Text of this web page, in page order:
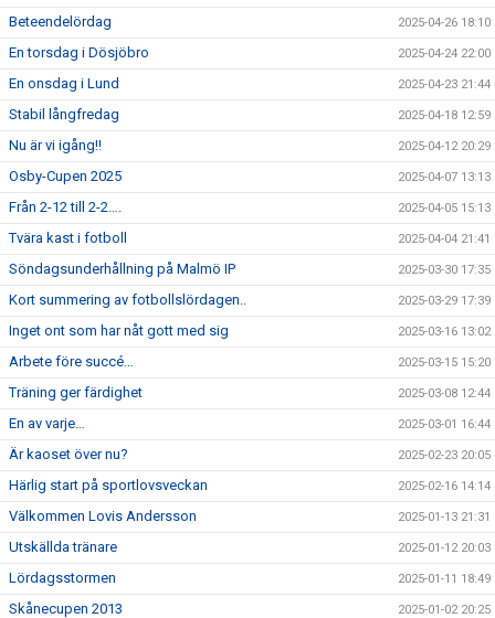
Beteendelördag 2025-04-26 18:10
En torsdag i Dösjöbro 2025-04-24 22:00
En onsdag i Lund 2025-04-23 21:44
Stabil långfredag 2025-04-18 12:59
Nu är vi igång!! 2025-04-12 20:29
Osby-Cupen 2025 2025-04-07 13:13
Från 2-12 till 2-2…. 2025-04-05 15:13
Tvära kast i fotboll 2025-04-04 21:41
Söndagsunderhållning på Malmö IP 2025-03-30 17:35
Kort summering av fotbollslördagen.. 2025-03-29 17:39
Inget ont som har nåt gott med sig 2025-03-16 13:02
Arbete före succé… 2025-03-15 15:20
Träning ger färdighet 2025-03-08 12:44
En av varje… 2025-03-01 16:44
Är kaoset över nu? 2025-02-23 20:05
Härlig start på sportlovsveckan 2025-02-16 14:14
Välkommen Lovis Andersson 2025-01-13 21:31
Utskällda tränare 2025-01-12 20:03
Lördagsstormen 2025-01-11 18:49
Skånecupen 2013 2025-01-02 20:25